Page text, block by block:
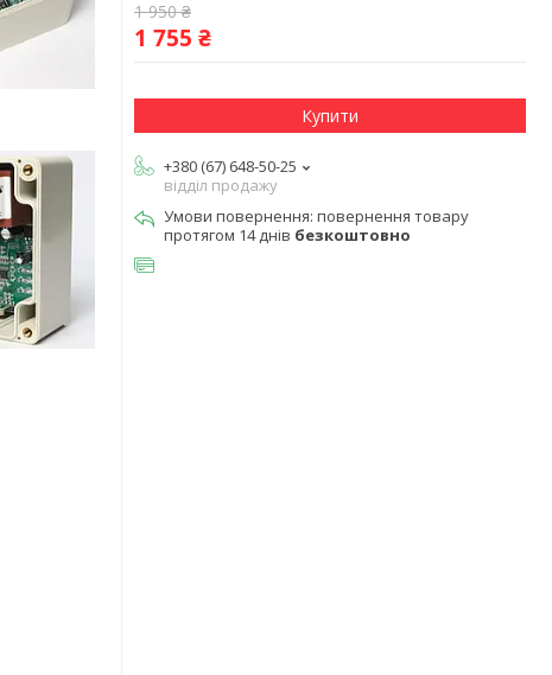
1 950 ₴
1 755 ₴
Купити
+380 (67) 648-50-25
відділ продажу
повернення товару
протягом 14 днів безкоштовно